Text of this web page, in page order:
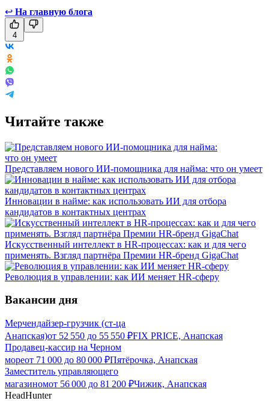
↩ На главную блога
4
Читайте также
Представляем нового ИИ-помощника для найма: что он умеет
Инновации в найме: как использовать ИИ для отбора
кандидатов в контактных центрах
Искусственный интеллект в HR-процессах: как и для чего
применять. Взгляд партнёра Премии HR-бренд GigaChat
Революция в управлении: как ИИ меняет HR-сферу
Вакансии дня
Мерчендайзер-грузчик (ст-ца
Анапская)от 52 550 до 55 550 ₽FIX PRICE, Анапская
Продавец-кассир на Черном
мореот 71 000 до 80 000 ₽Пятёрочка, Анапская
Заместитель управляющего
магазиномот 56 000 до 81 200 ₽Чижик, Анапская
HeadHunter